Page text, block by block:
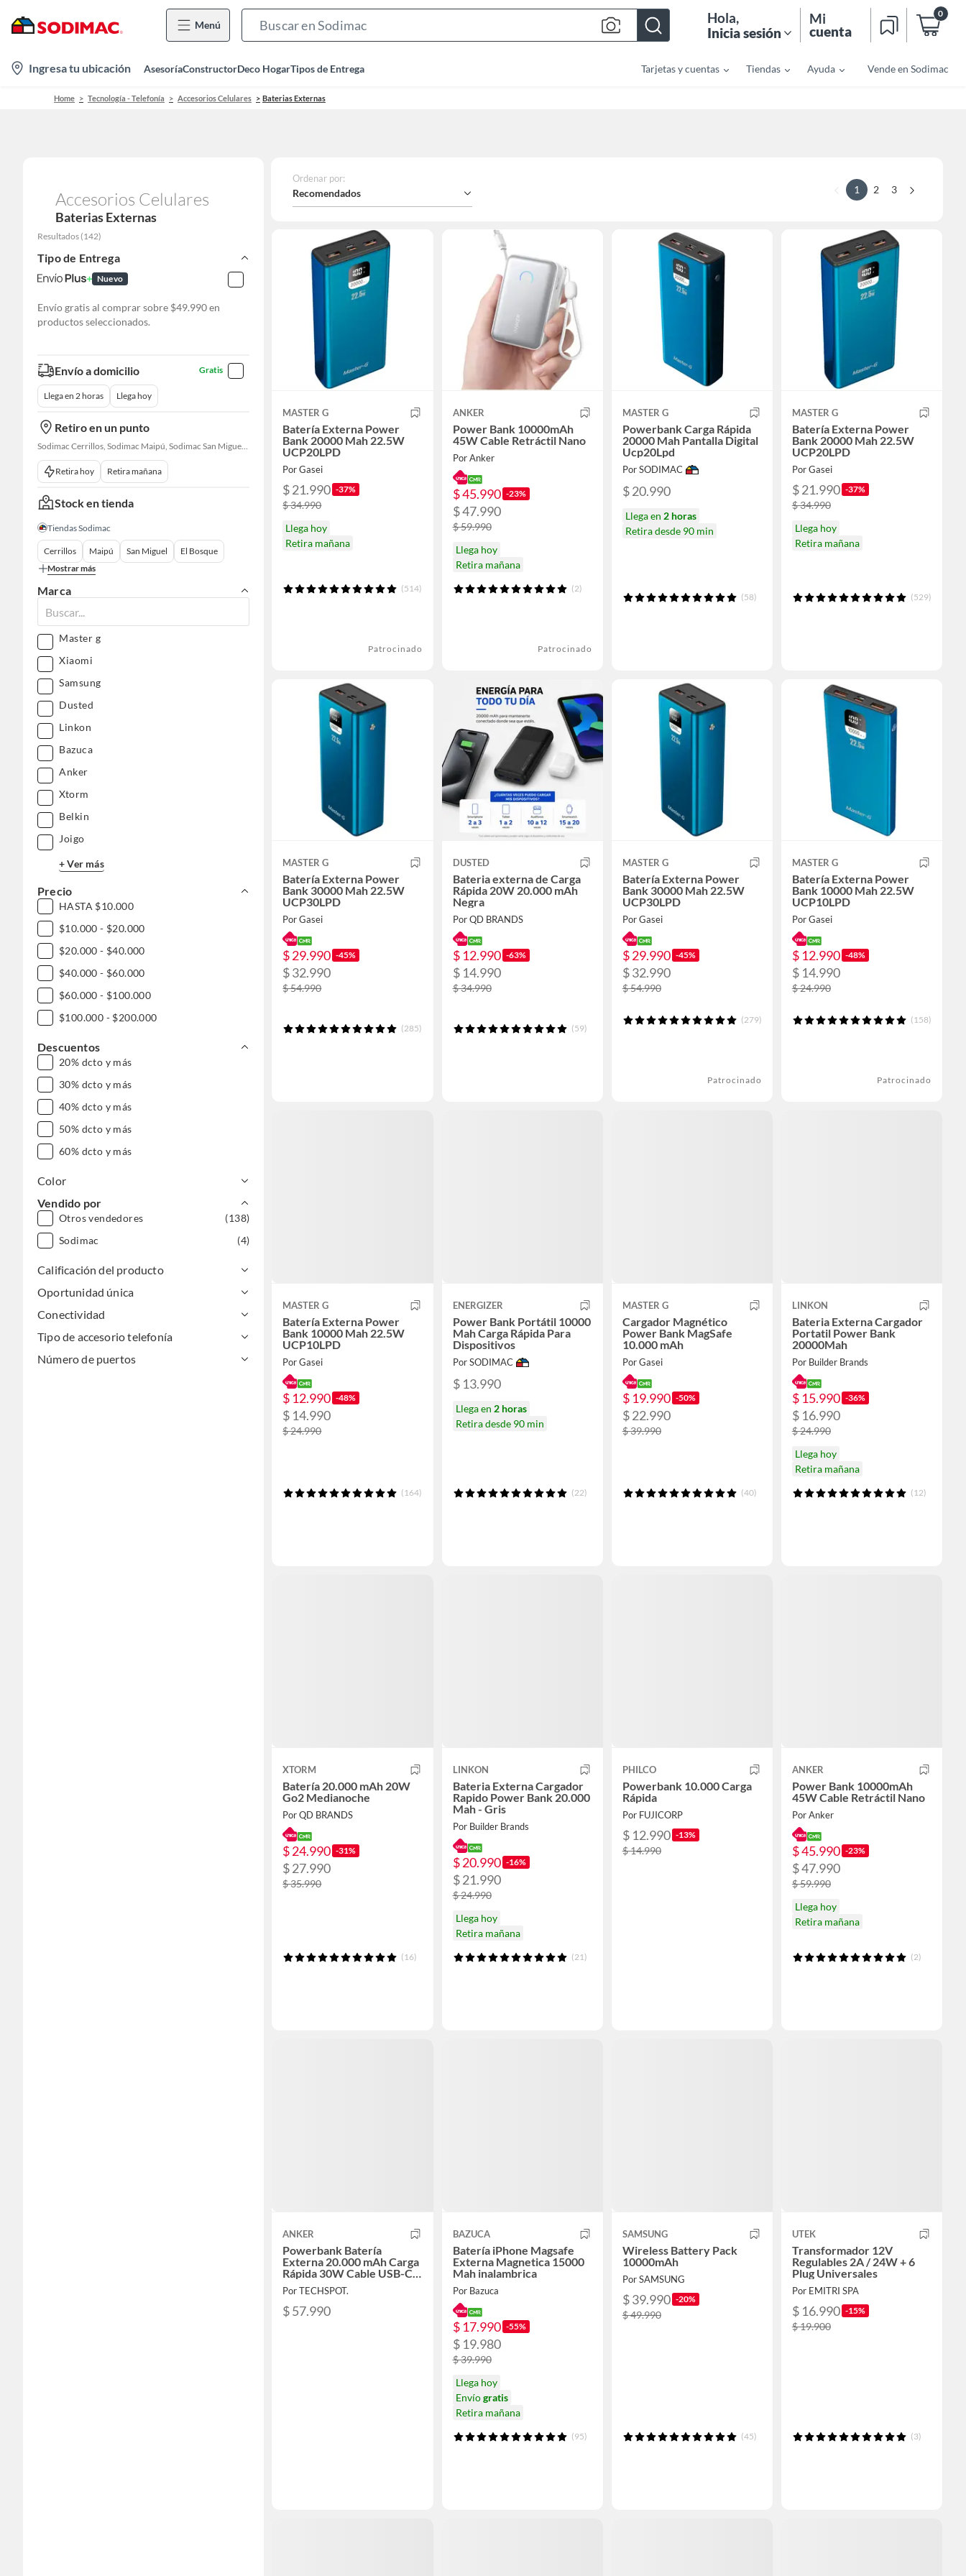
Menú
Bar
Hola,
Inicia sesión
Mi
cuenta
0
location-
icon
Ingresa tu ubicación AsesoríaConstructorDeco HogarTipos de Entrega Tarjetas y cuentas Tiendas Ayuda Vende en Sodimac
Home Tecnología - Telefonía Accesorios Celulares Baterias Externas
Accesorios Celulares
Baterias Externas
Resultados (142)
Tipo de Entrega
Nuevo
Envío gratis al comprar sobre $49.990 en
productos seleccionados.
Envío a domicilio Gratis
Llega en 2 horas Llega hoy
Retiro en un punto
Sodimac Cerrillos, Sodimac Maipú, Sodimac San Miguel, Sodimac El Bosque, Sodimac San Bernardo, Sodimac Talagante, Sodimac San Fernando
Retira hoy Retira mañana
Stock en tienda
Tiendas Sodimac
Cerrillos Maipú San Miguel
El Bosque
Mostrar más
Marca
Master g
Xiaomi
Samsung
Dusted
Linkon
Bazuca
Anker
Xtorm
Belkin
Joigo
+ Ver más
Precio
HASTA $10.000
$10.000 - $20.000
$20.000 - $40.000
$40.000 - $60.000
$60.000 - $100.000
$100.000 - $200.000
Descuentos
20% dcto y más
30% dcto y más
40% dcto y más
50% dcto y más
60% dcto y más
Color
Vendido por
Otros vendedores
(138)
Sodimac
(4)
Calificación del producto
Oportunidad única
Conectividad
Tipo de accesorio telefonía
Número de puertos
Ordenar por:
Recomendados 1 2 3
MASTER G
Batería Externa Power
Bank 20000 Mah 22.5W
UCP20LPD
Por Gasei
$ 21.990 -37%
$ 34.990
Llega hoy
Retira mañana
(514)
Patrocinado
ANKER
Power Bank 10000mAh
45W Cable Retráctil Nano
Por Anker
$ 45.990 -23%
$ 47.990
$ 59.990
Llega hoy
Retira mañana
(2)
Patrocinado
MASTER G
Powerbank Carga Rápida
20000 Mah Pantalla Digital
Ucp20Lpd
Por SODIMAC
$ 20.990
Llega en 2 horas
Retira desde 90 min
(58)
MASTER G
Batería Externa Power
Bank 20000 Mah 22.5W
UCP20LPD
Por Gasei
$ 21.990 -37%
$ 34.990
Llega hoy
Retira mañana
(529)
MASTER G
Batería Externa Power
Bank 30000 Mah 22.5W
UCP30LPD
Por Gasei
$ 29.990 -45%
$ 32.990
$ 54.990
(285)
DUSTED
Bateria externa de Carga
Rápida 20W 20.000 mAh
Negra
Por QD BRANDS
$ 12.990 -63%
$ 14.990
$ 34.990
(59)
MASTER G
Batería Externa Power
Bank 30000 Mah 22.5W
UCP30LPD
Por Gasei
$ 29.990 -45%
$ 32.990
$ 54.990
(279)
Patrocinado
MASTER G
Batería Externa Power
Bank 10000 Mah 22.5W
UCP10LPD
Por Gasei
$ 12.990 -48%
$ 14.990
$ 24.990
(158)
Patrocinado
MASTER G
Batería Externa Power
Bank 10000 Mah 22.5W
UCP10LPD
Por Gasei
$ 12.990 -48%
$ 14.990
$ 24.990
(164)
ENERGIZER
Power Bank Portátil 10000
Mah Carga Rápida Para
Dispositivos
Por SODIMAC
$ 13.990
Llega en 2 horas
Retira desde 90 min
(22)
MASTER G
Cargador Magnético
Power Bank MagSafe
10.000 mAh
Por Gasei
$ 19.990 -50%
$ 22.990
$ 39.990
(40)
LINKON
Bateria Externa Cargador
Portatil Power Bank
20000Mah
Por Builder Brands
$ 15.990 -36%
$ 16.990
$ 24.990
Llega hoy
Retira mañana
(12)
XTORM
Batería 20.000 mAh 20W
Go2 Medianoche
Por QD BRANDS
$ 24.990 -31%
$ 27.990
$ 35.990
(16)
LINKON
Bateria Externa Cargador
Rapido Power Bank 20.000
Mah - Gris
Por Builder Brands
$ 20.990 -16%
$ 21.990
$ 24.990
Llega hoy
Retira mañana
(21)
PHILCO
Powerbank 10.000 Carga
Rápida
Por FUJICORP
$ 12.990 -13%
$ 14.990
ANKER
Power Bank 10000mAh
45W Cable Retráctil Nano
Por Anker
$ 45.990 -23%
$ 47.990
$ 59.990
Llega hoy
Retira mañana
(2)
ANKER
Powerbank Batería
Externa 20.000 mAh Carga
Rápida 30W Cable USB-C +
Lighning Integrado Negro
Por TECHSPOT.
$ 57.990
BAZUCA
Batería iPhone Magsafe
Externa Magnetica 15000
Mah inalambrica
Por Bazuca
$ 17.990 -55%
$ 19.980
$ 39.990
Llega hoy
Envíogratis
Retira mañana
(95)
SAMSUNG
Wireless Battery Pack
10000mAh
Por SAMSUNG
$ 39.990 -20%
$ 49.990
(45)
UTEK
Transformador 12V
Regulables 2A / 24W + 6
Plug Universales
Por EMITRI SPA
$ 16.990 -15%
$ 19.900
(3)